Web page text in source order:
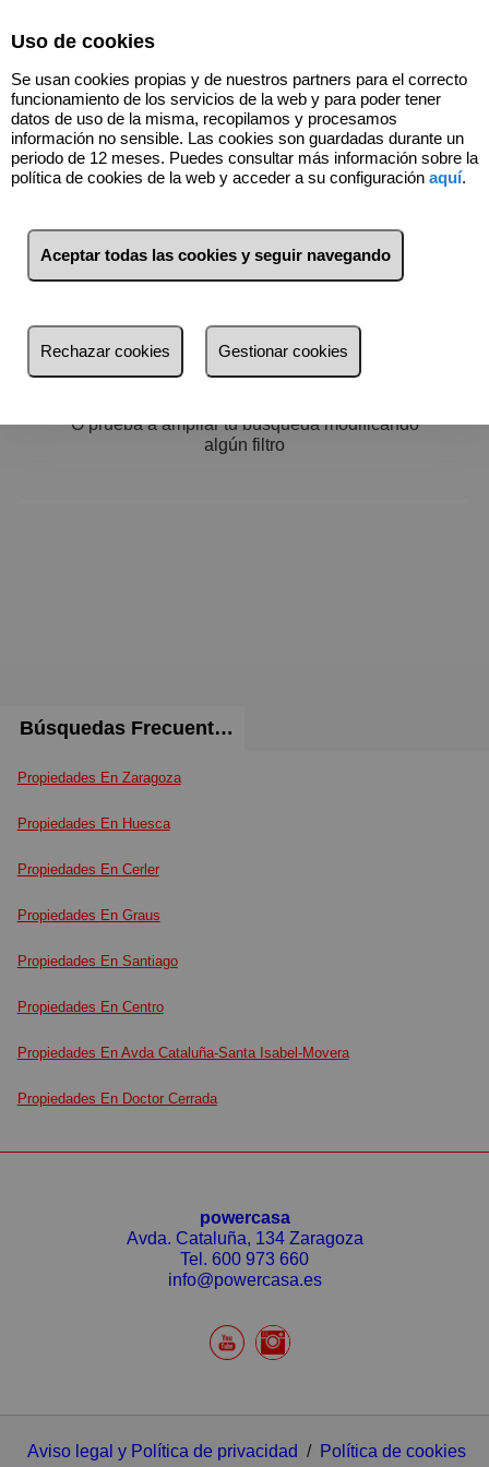
más reciente
más reciente
Menos reciente
No hay nada por aquí :)
O prueba a ampliar tu búsqueda modificando
algún filtro
Búsquedas Frecuentes
Propiedades En Zaragoza
Propiedades En Huesca
Propiedades En Cerler
Propiedades En Graus
Propiedades En Santiago
Propiedades En Centro
Propiedades En Avda Cataluña-Santa Isabel-Movera
Propiedades En Doctor Cerrada
powercasa
Avda. Cataluña, 134 Zaragoza
Tel. 600 973 660
info@powercasa.es
Aviso legal y Política de privacidad / Política de cookies
Uso de cookies
Se usan cookies propias y de nuestros partners para el correcto
funcionamiento de los servicios de la web y para poder tener
datos de uso de la misma, recopilamos y procesamos
información no sensible. Las cookies son guardadas durante un
periodo de 12 meses. Puedes consultar más información sobre la
política de cookies de la web y acceder a su configuración aquí.
Aceptar todas las cookies y seguir navegando
Rechazar cookies Gestionar cookies